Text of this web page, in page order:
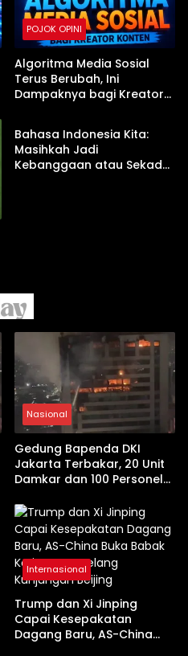
POJOK OPINI
Algoritma Media Sosial
Terus Berubah, Ini
Dampaknya bagi Kreator
POJOK OPINI
Bahasa Indonesia Kita:
Masihkah Jadi
Kebanggaan atau Sekadar
Nasional
Gedung Bapenda DKI
Jakarta Terbakar, 20 Unit
Damkar dan 100 Personel
Internasional
Trump dan Xi Jinping
Capai Kesepakatan
Dagang Baru, AS-China